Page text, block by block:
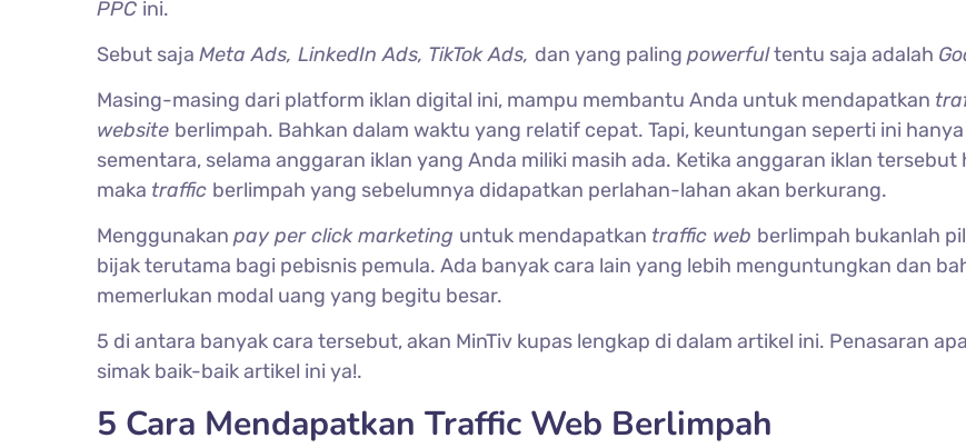
PPC ini.
Sebut saja Meta Ads, LinkedIn Ads, TikTok Ads, dan yang paling powerfultentu saja adalah
Masing-masing dari platform iklan digital ini, mampu membantu Anda untuk mendapatkan
website berlimpah. Bahkan dalam waktu yang relatif cepat. Tapi, keuntungan seperti ini
sementara, selama anggaran iklan yang Anda miliki masih ada. Ketika anggaran iklan tersebut
maka traffic berlimpah yang sebelumnya didapatkan perlahan-lahan akan berkurang.
Menggunakan pay per click marketing untuk mendapatkan traffic web berlimpah bukanlah
bijak terutama bagi pebisnis pemula. Ada banyak cara lain yang lebih menguntungkan dan
memerlukan modal uang yang begitu besar.
5 di antara banyak cara tersebut, akan MinTiv kupas lengkap di dalam artikel ini. Penasaran
simak baik-baik artikel ini ya!.
5 Cara Mendapatkan Traffic Web Berlimpah